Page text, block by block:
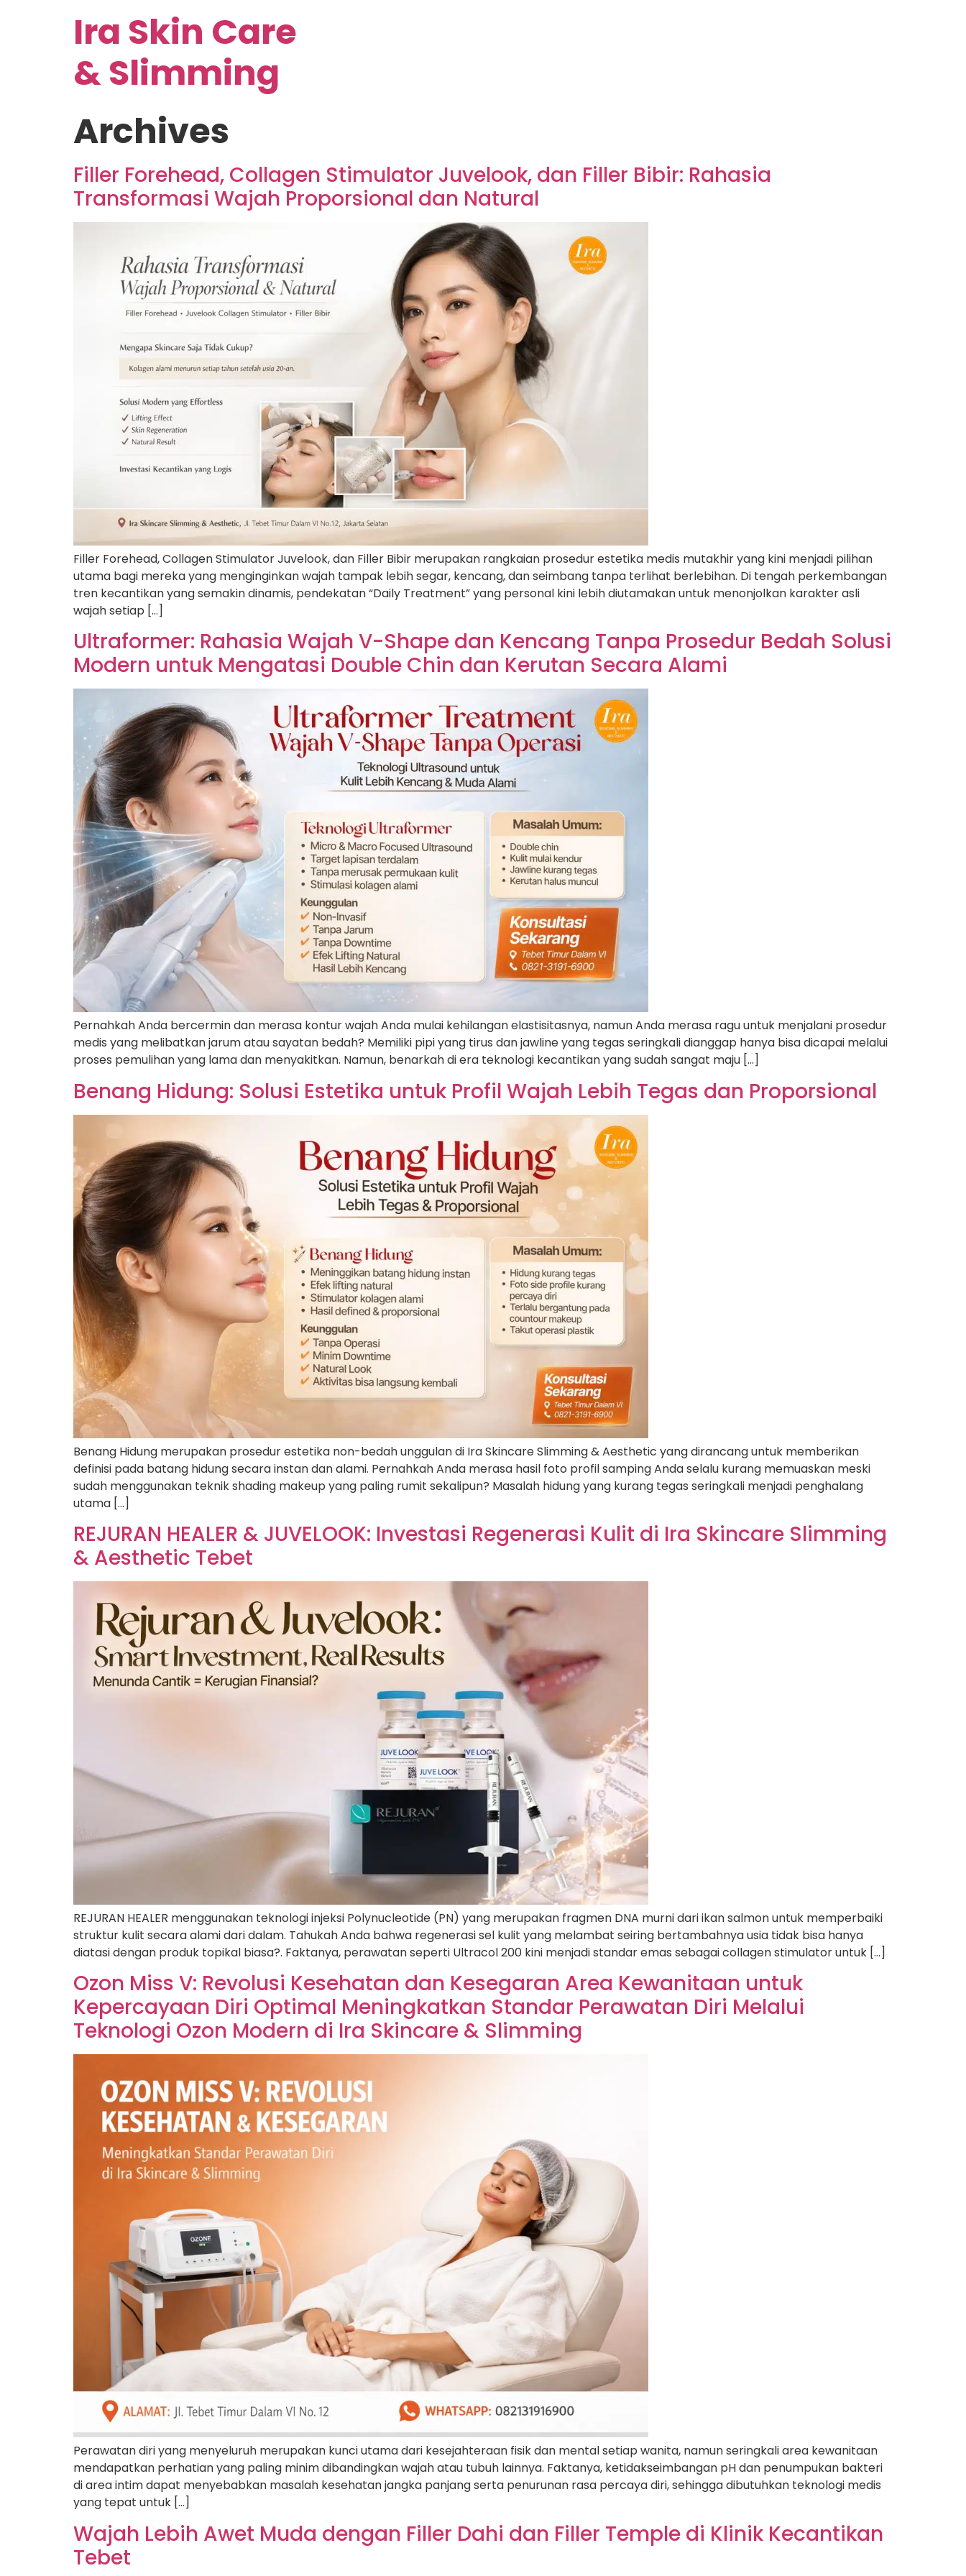
Ira Skin Care
& Slimming
Archives
Filler Forehead, Collagen Stimulator Juvelook, dan Filler Bibir: Rahasia
Transformasi Wajah Proporsional dan Natural
Filler Forehead, Collagen Stimulator Juvelook, dan Filler Bibir merupakan rangkaian prosedur estetika medis mutakhir yang kini menjadi pilihan
utama bagi mereka yang menginginkan wajah tampak lebih segar, kencang, dan seimbang tanpa terlihat berlebihan. Di tengah perkembangan
tren kecantikan yang semakin dinamis, pendekatan “Daily Treatment” yang personal kini lebih diutamakan untuk menonjolkan karakter asli
wajah setiap […]
Ultraformer: Rahasia Wajah V-Shape dan Kencang Tanpa Prosedur Bedah Solusi
Modern untuk Mengatasi Double Chin dan Kerutan Secara Alami
Pernahkah Anda bercermin dan merasa kontur wajah Anda mulai kehilangan elastisitasnya, namun Anda merasa ragu untuk menjalani prosedur
medis yang melibatkan jarum atau sayatan bedah? Memiliki pipi yang tirus dan jawline yang tegas seringkali dianggap hanya bisa dicapai melalui
proses pemulihan yang lama dan menyakitkan. Namun, benarkah di era teknologi kecantikan yang sudah sangat maju […]
Benang Hidung: Solusi Estetika untuk Profil Wajah Lebih Tegas dan Proporsional
Benang Hidung merupakan prosedur estetika non-bedah unggulan di Ira Skincare Slimming & Aesthetic yang dirancang untuk memberikan
definisi pada batang hidung secara instan dan alami. Pernahkah Anda merasa hasil foto profil samping Anda selalu kurang memuaskan meski
sudah menggunakan teknik shading makeup yang paling rumit sekalipun? Masalah hidung yang kurang tegas seringkali menjadi penghalang
utama […]
REJURAN HEALER & JUVELOOK: Investasi Regenerasi Kulit di Ira Skincare Slimming
& Aesthetic Tebet
REJURAN HEALER menggunakan teknologi injeksi Polynucleotide (PN) yang merupakan fragmen DNA murni dari ikan salmon untuk memperbaiki
struktur kulit secara alami dari dalam. Tahukah Anda bahwa regenerasi sel kulit yang melambat seiring bertambahnya usia tidak bisa hanya
diatasi dengan produk topikal biasa?. Faktanya, perawatan seperti Ultracol 200 kini menjadi standar emas sebagai collagen stimulator untuk […]
Ozon Miss V: Revolusi Kesehatan dan Kesegaran Area Kewanitaan untuk
Kepercayaan Diri Optimal Meningkatkan Standar Perawatan Diri Melalui
Teknologi Ozon Modern di Ira Skincare & Slimming
Perawatan diri yang menyeluruh merupakan kunci utama dari kesejahteraan fisik dan mental setiap wanita, namun seringkali area kewanitaan
mendapatkan perhatian yang paling minim dibandingkan wajah atau tubuh lainnya. Faktanya, ketidakseimbangan pH dan penumpukan bakteri
di area intim dapat menyebabkan masalah kesehatan jangka panjang serta penurunan rasa percaya diri, sehingga dibutuhkan teknologi medis
yang tepat untuk […]
Wajah Lebih Awet Muda dengan Filler Dahi dan Filler Temple di Klinik Kecantikan
Tebet